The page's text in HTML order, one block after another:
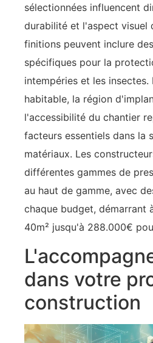
sélectionnées influencent
durabilité et l'aspect visuel
finitions peuvent inclure
spécifiques pour la
intempéries et les insectes.
habitable, la région
l'accessibilité du chantier
facteurs essentiels dans la
matériaux. Les
différentes gammes de
au haut de gamme, avec
chaque budget, démarrant
40m² jusqu'à 288.000€
dans votre
construction